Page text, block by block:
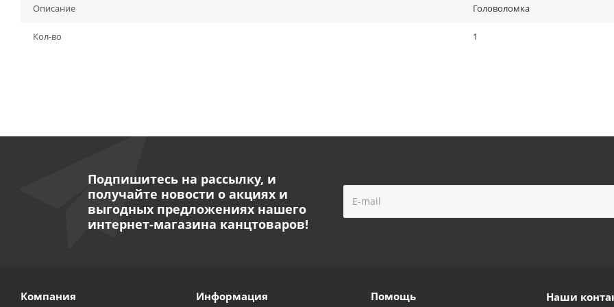
Описание Головоломка
Кол-во 1
Подпишитесь на рассылку, и
получайте новости о акциях и
выгодных предложениях нашего
интернет-магазина канцтоваров!
Компания Информация Помощь Наши